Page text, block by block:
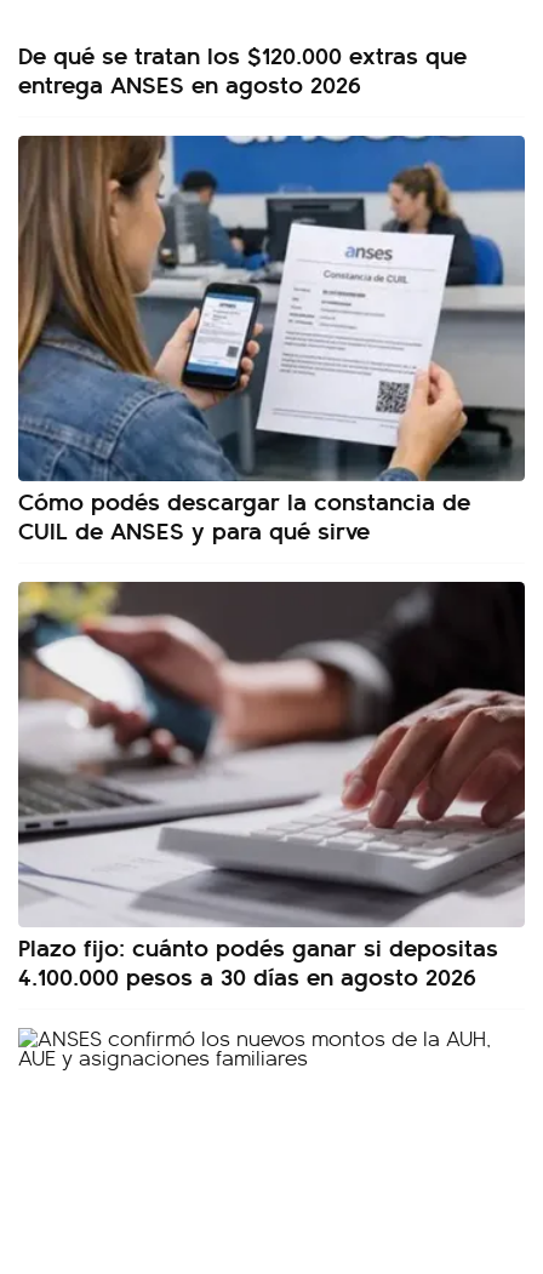
De qué se tratan los $120.000 extras que
entrega ANSES en agosto 2026
Cómo podés descargar la constancia de
CUIL de ANSES y para qué sirve
Plazo fijo: cuánto podés ganar si depositas
4.100.000 pesos a 30 días en agosto 2026